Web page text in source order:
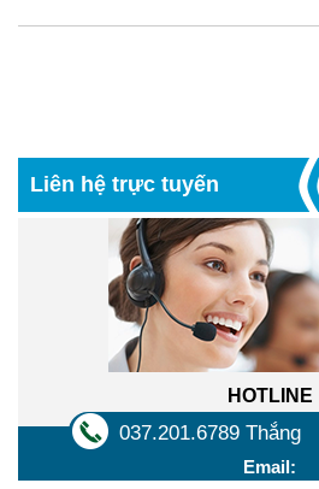
Liên hệ trực tuyến
HOTLINE
037.201.6789 Thắng
Email: